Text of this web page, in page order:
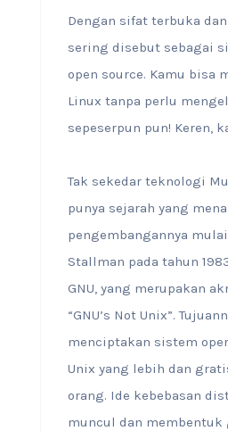
Dengan sifat terbuka
sering disebut sebagai
open source. Kamu bisa
Linux tanpa perlu
sepeserpun pun! Keren,
Tak sekedar teknologi
punya sejarah yang
pengembangannya
Stallman pada tahun
GNU, yang merupakan
“GNU’s Not Unix”.
menciptakan sistem
Unix yang lebih dan
orang. Ide kebebasan
muncul dan membentuk